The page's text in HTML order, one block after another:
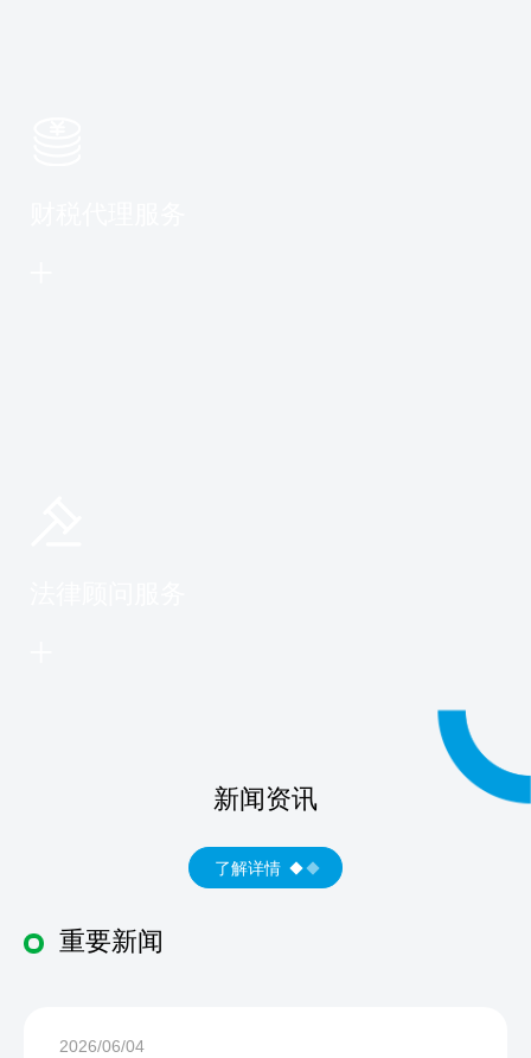
新闻资讯
了解详情
重要新闻
2026/06/04